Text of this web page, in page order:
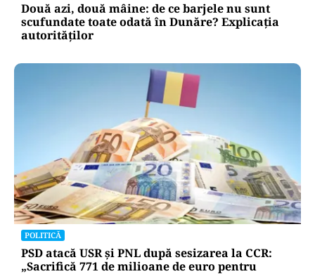
Două azi, două mâine: de ce barjele nu sunt
scufundate toate odată în Dunăre? Explicația
autorităților
POLITICĂ
PSD atacă USR și PNL după sesizarea la CCR:
„Sacrifică 771 de milioane de euro pentru